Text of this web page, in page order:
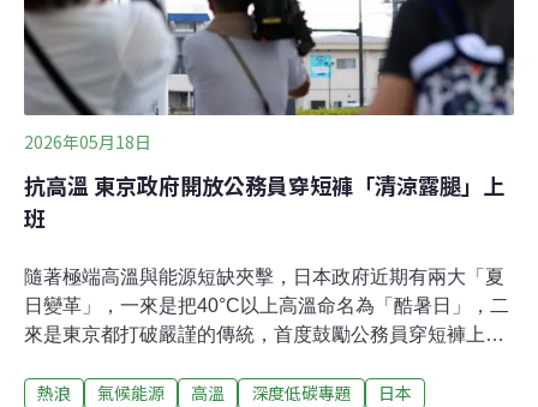
量的熊目擊事件，今年堅果或橡實等熊類主食的收成好
壞，將決定熊隻目擊次數能否較去年減少。
2026年05月18日
抗高溫 東京政府開放公務員穿短褲「清涼露腿」上
班
隨著極端高溫與能源短缺夾擊，日本政府近期有兩大「夏
日變革」，一來是把40°C以上高溫命名為「酷暑日」，二
來是東京都打破嚴謹的傳統，首度鼓勵公務員穿短褲上
源危機。經歷史上最熱夏天 日本正式新增「酷暑日」《歐
熱浪 氣候能源 高溫 深度低碳專題 日本